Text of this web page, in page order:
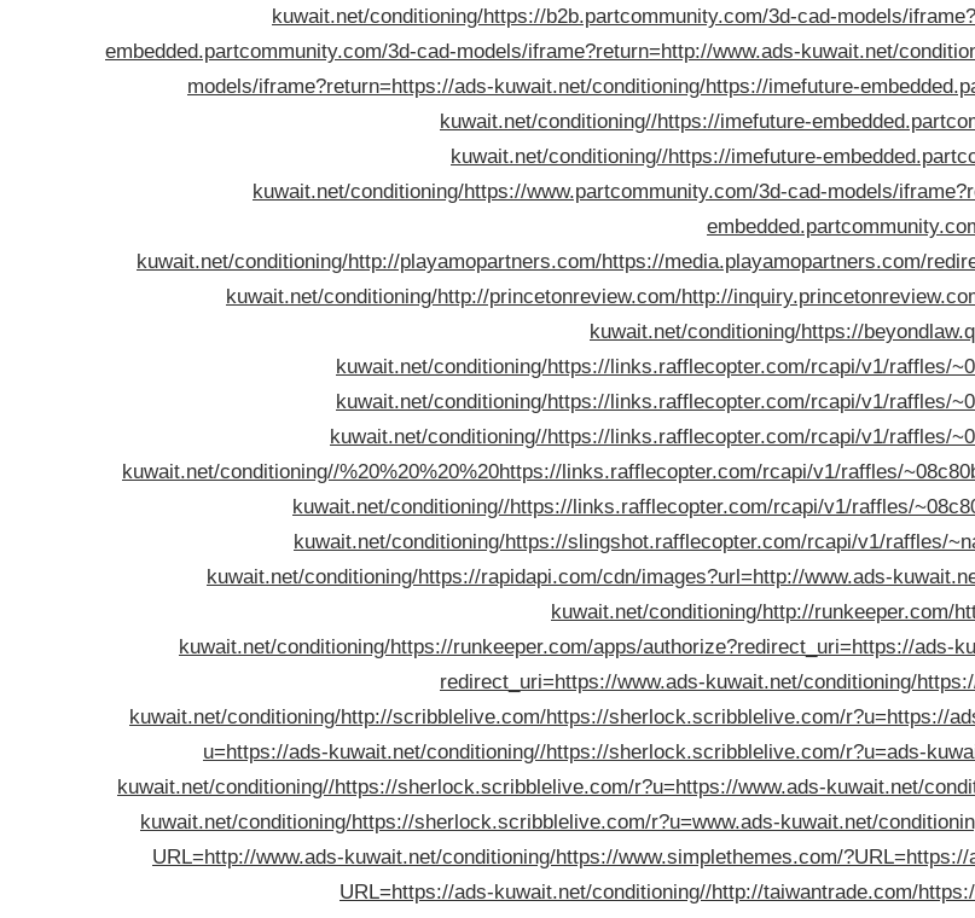
kuwait.net/conditioning/https://b2b.partcommunity.com/3d-cad-models/
embedded.partcommunity.com/3d-cad-models/iframe?return=http://www.ads-kuwait.net/
models/iframe?return=https://ads-kuwait.net/conditioning/https://imefuture-
kuwait.net/conditioning//https://imefuture-
kuwait.net/conditioning//https://imefuture-
kuwait.net/conditioning/https://www.partcommunity.com/3d-cad-models/
kuwait.net/conditioning/http://playamopartners.com/https://media.playamopartners.com/
kuwait.net/conditioning/http://princetonreview.com/http://
kuwait.net/conditioning/https://
kuwait.net/conditioning/https://links.rafflecopter.com/rcapi/v1/raffles/
kuwait.net/conditioning/https://links.rafflecopter.com/rcapi/v1/raffles/
kuwait.net/conditioning//https://links.rafflecopter.com/rcapi/v1/raffles/
kuwait.net/conditioning//%20%20%20%20https://links.rafflecopter.com/rcapi/v1/raffles/
kuwait.net/conditioning//https://links.rafflecopter.com/rcapi/v1/raffles/
kuwait.net/conditioning/https://slingshot.rafflecopter.com/rcapi/v1/raffles/
kuwait.net/conditioning/https://rapidapi.com/cdn/images?url=http://www.ads-
kuwait.net/conditioning/http://runkeeper.com/
kuwait.net/conditioning/https://runkeeper.com/apps/authorize?redirect_uri=https://ads-
redirect_uri=https://www.ads-kuwait.net/conditioning/
kuwait.net/conditioning/http://scribblelive.com/https://sherlock.scribblelive.com/r?u=https://
u=https://ads-kuwait.net/conditioning//https://sherlock.scribblelive.com/r?u=ads-
kuwait.net/conditioning//https://sherlock.scribblelive.com/r?u=https://www.ads-kuwait.net/
kuwait.net/conditioning/https://sherlock.scribblelive.com/r?u=www.ads-kuwait.net/
URL=http://www.ads-kuwait.net/conditioning/https://www.simplethemes.com/
URL=https://ads-kuwait.net/conditioning//http://taiwantrade.com/